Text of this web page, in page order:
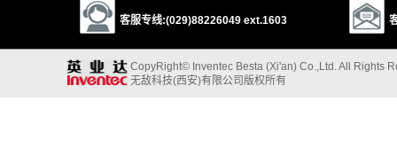
客服专线:(029)88226049 ext.1603
CopyRight© Inventec Besta (Xi'an) Co.,Ltd. All Rights
无敌科技(西安)有限公司版权所有